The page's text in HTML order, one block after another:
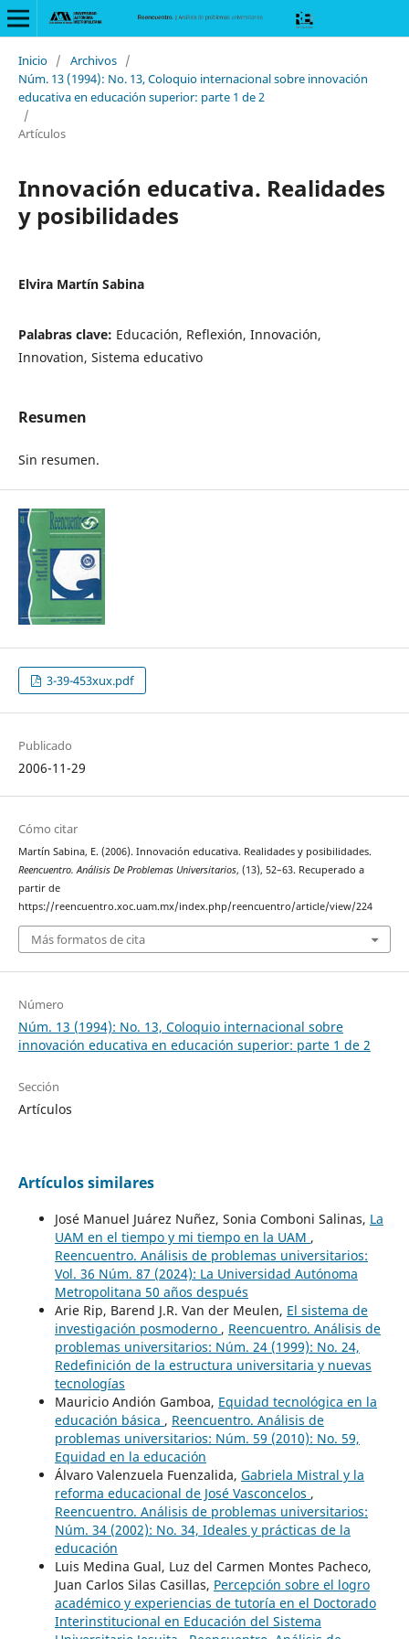
Inicio / Archivos /
Núm. 13 (1994): No. 13, Coloquio internacional sobre innovación
educativa en educación superior: parte 1 de 2
/
Artículos
Innovación educativa. Realidades
y posibilidades
Elvira Martín Sabina
Palabras clave: Educación, Reflexión, Innovación,
Innovation, Sistema educativo
Resumen
Sin resumen.
3-39-453xux.pdf
Publicado
2006-11-29
Cómo citar
Martín Sabina, E. (2006). Innovación educativa. Realidades y posibilidades.
Reencuentro. Análisis De Problemas Universitarios, (13), 52–63. Recuperado a
partir de
https://reencuentro.xoc.uam.mx/index.php/reencuentro/article/view/224
Más formatos de cita
Número
Núm. 13 (1994): No. 13, Coloquio internacional sobre
innovación educativa en educación superior: parte 1 de 2
Sección
Artículos
Artículos similares
José Manuel Juárez Nuñez, Sonia Comboni Salinas, La
UAM en el tiempo y mi tiempo en la UAM ,
Reencuentro. Análisis de problemas universitarios:
Vol. 36 Núm. 87 (2024): La Universidad Autónoma
Metropolitana 50 años después
Arie Rip, Barend J.R. Van der Meulen, El sistema de
investigación posmoderno , Reencuentro. Análisis de
problemas universitarios: Núm. 24 (1999): No. 24,
Redefinición de la estructura universitaria y nuevas
tecnologías
Mauricio Andión Gamboa, Equidad tecnológica en la
educación básica , Reencuentro. Análisis de
problemas universitarios: Núm. 59 (2010): No. 59,
Equidad en la educación
Álvaro Valenzuela Fuenzalida, Gabriela Mistral y la
reforma educacional de José Vasconcelos ,
Reencuentro. Análisis de problemas universitarios:
Núm. 34 (2002): No. 34, Ideales y prácticas de la
educación
Luis Medina Gual, Luz del Carmen Montes Pacheco,
Juan Carlos Silas Casillas, Percepción sobre el logro
académico y experiencias de tutoría en el Doctorado
Interinstitucional en Educación del Sistema